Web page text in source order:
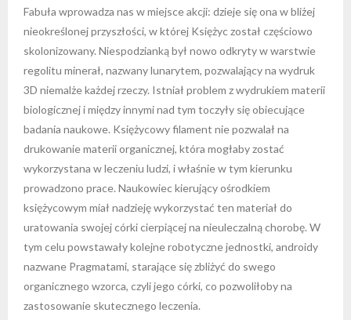
Fabuła wprowadza nas w miejsce akcji: dzieje się ona w bliżej
nieokreślonej przyszłości, w której Księżyc został częściowo
skolonizowany. Niespodzianką był nowo odkryty w warstwie
regolitu minerał, nazwany lunarytem, pozwalający na wydruk
3D niemalże każdej rzeczy. Istniał problem z wydrukiem materii
biologicznej i między innymi nad tym toczyły się obiecujące
badania naukowe. Księżycowy filament nie pozwalał na
drukowanie materii organicznej, która mogłaby zostać
wykorzystana w leczeniu ludzi, i właśnie w tym kierunku
prowadzono prace. Naukowiec kierujący ośrodkiem
księżycowym miał nadzieję wykorzystać ten materiał do
uratowania swojej córki cierpiącej na nieuleczalną chorobę. W
tym celu powstawały kolejne robotyczne jednostki, androidy
nazwane Pragmatami, starające się zbliżyć do swego
organicznego wzorca, czyli jego córki, co pozwoliłoby na
zastosowanie skutecznego leczenia.